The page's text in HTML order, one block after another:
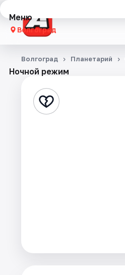
Меню
Волгоград
Концерты
Стендап
Города
Ночной режим
Волгоград Планетарий